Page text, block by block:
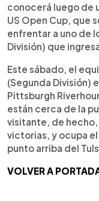
conocerá luego de
US Open Cup, que
enfrentar a uno de
División) que
Este sábado, el
(Segunda División)
Pittsburgh
están cerca de la
visitante, de
victorias, y ocupa el
punto arriba del
VOLVER A